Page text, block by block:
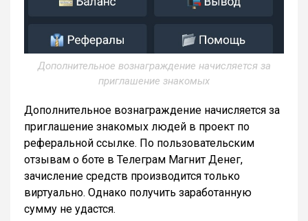
Дополнительное вознаграждение начисляется за
приглашение знакомых
Дополнительное вознаграждение начисляется за
приглашение знакомых людей в проект по
реферальной ссылке. По пользовательским
отзывам о боте в Телеграм Магнит Денег,
зачисление средств производится только
виртуально. Однако получить заработанную
сумму не удастся.